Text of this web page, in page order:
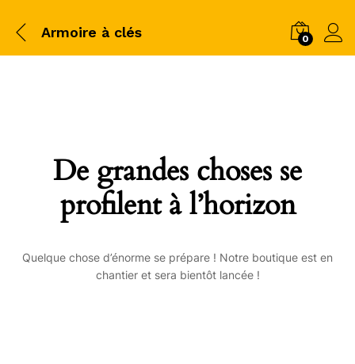
Armoire à clés 0
De grandes choses se
profilent à l’horizon
Quelque chose d’énorme se prépare ! Notre boutique est en
chantier et sera bientôt lancée !